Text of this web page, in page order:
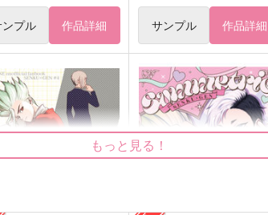
プル 作品詳細 サンプル 作品詳細
もっと見る！